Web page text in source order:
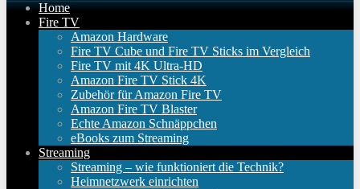
Home
Fire TV
Amazon Hardware
Fire TV Cube und Fire TV Sticks im Vergleich
Fire TV mit 4K Ultra-HD
Amazon Fire TV Stick 4K
Zubehör für Amazon Fire TV
Amazon Fire TV Blaster
Echte Amazon Schnäppchen
eBooks zum Streaming
Streaming
Streaming – wie funktioniert die Technik?
Heimnetzwerk einrichten